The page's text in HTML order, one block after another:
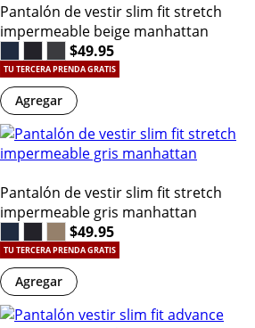
Pantalón de vestir slim fit stretch
impermeable beige manhattan
$49.95
TU TERCERA PRENDA GRATIS
Agregar
Pantalón de vestir slim fit stretch
impermeable gris manhattan
$49.95
TU TERCERA PRENDA GRATIS
Agregar